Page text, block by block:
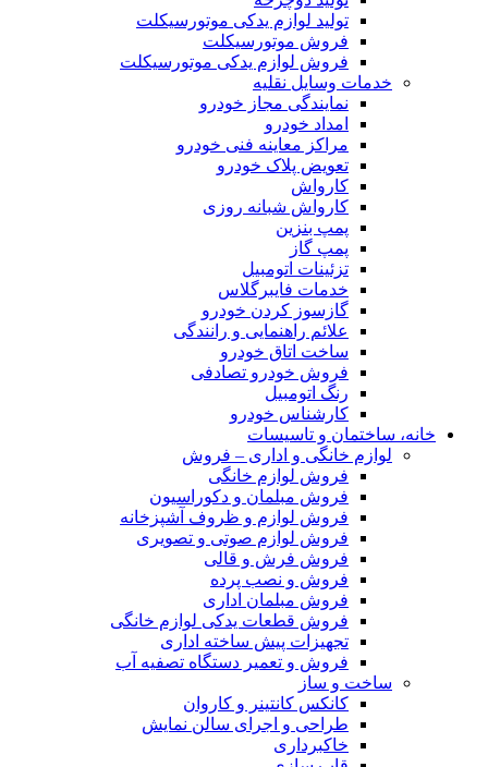
تولید لوازم یدکی موتورسیکلت
فروش موتورسیکلت
فروش لوازم یدکی موتورسیکلت
خدمات وسایل نقلیه
نمایندگی مجاز خودرو
امداد خودرو
مراکز معاینه فنی خودرو
تعویض پلاک خودرو
کارواش
کارواش شبانه روزی
پمپ بنزین
پمپ گاز
تزئینات اتومبیل
خدمات فایبرگلاس
گازسوز کردن خودرو
علائم راهنمایی و رانندگی
ساخت اتاق خودرو
فروش خودرو تصادفی
رنگ اتومبیل
کارشناس خودرو
خانه، ساختمان و تاسیسات
لوازم خانگی و اداری – فروش
فروش لوازم خانگی
فروش مبلمان و دکوراسیون
فروش لوازم و ظروف آشپزخانه
فروش لوازم صوتی و تصویری
فروش فرش و قالی
فروش و نصب پرده
فروش مبلمان اداری
فروش قطعات یدکی لوازم خانگی
تجهیزات پیش ساخته اداری
فروش و تعمیر دستگاه تصفیه آب
ساخت و ساز
کانکس کانتینر و کاروان
طراحی و اجرای سالن نمایش
خاکبرداری